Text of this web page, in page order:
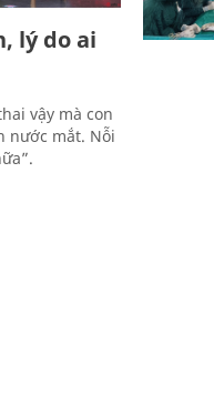
lý do ai
vậy mà con
nước mắt. Nỗi